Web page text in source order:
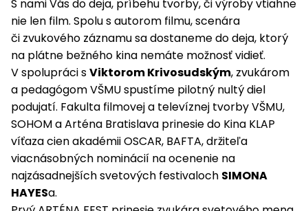
S nami Vás do deja, príbehu tvorby, či výroby vtiahne
nie len film. Spolu s autorom filmu, scenára
či zvukového záznamu sa dostaneme do deja, ktorý
na plátne bežného kina nemáte možnosť vidieť.
V spolupráci sViktorom Krivosudským, zvukárom
a pedagógom VŠMU spustíme pilotný nultý diel
podujatí. Fakulta filmovej a televíznej tvorby VŠMU,
SOHOM a Arténa Bratislava prinesie do Kina KLAP
víťaza cien akadémii OSCAR, BAFTA, držiteľa
viacnásobných nominácií na ocenenie na
najzásadnejších svetových festivaloch SIMONA
HAYESa.